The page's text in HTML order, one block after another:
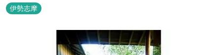
伊勢志摩